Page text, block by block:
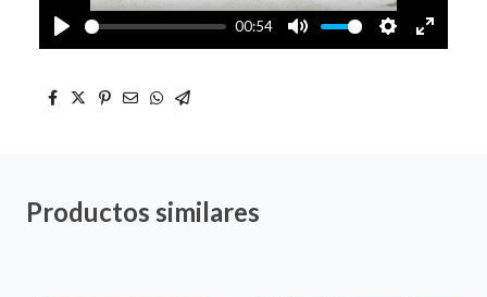
Play
00:54
Mute Settings
Enter
Productos similares